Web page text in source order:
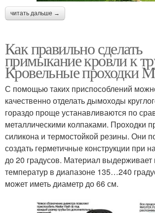
читать дальше →
Как правильно сделать
примыкание кровли к
Кровельные проходки
С помощью таких приспособлений
качественно отделать дымоходы
гораздо проще устанавливаются по
металлическими колпаками. Проходки
силикона и термостойкой резины. Они
создать герметичные конструкции при
до 20 градусов. Материал выдерживает
температур в диапазоне 135…240
может иметь диаметр до 66 см.